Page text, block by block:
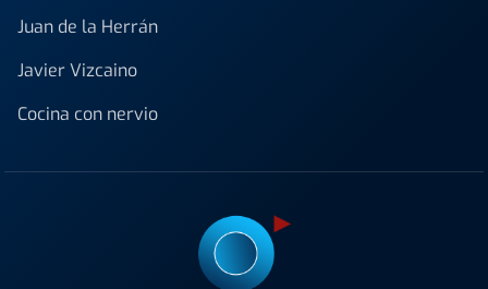
Juan de la Herrán
Javier Vizcaino
Cocina con nervio